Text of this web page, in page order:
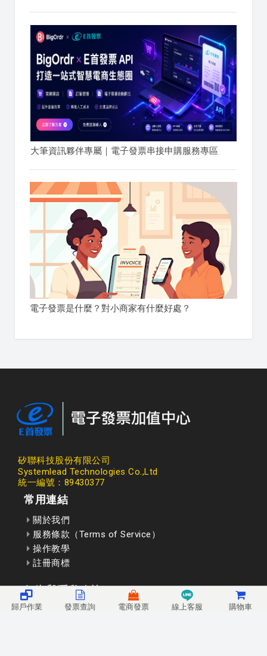
歸戶作業 發票查詢 電商發票 線上客服 購物車
大筆資訊夥伴專屬｜電子發票串接申購服務專區
電子發票是什麼？對小商家有什麼好處？
矽聯科技股份有限公司
Systemlead Technologies Co.,Ltd
統一編號：89430377
常用連結
關於我們
服務條款（Terms of Service）
操作教學
註冊商標
個資與隱私政策
資 安 通 報